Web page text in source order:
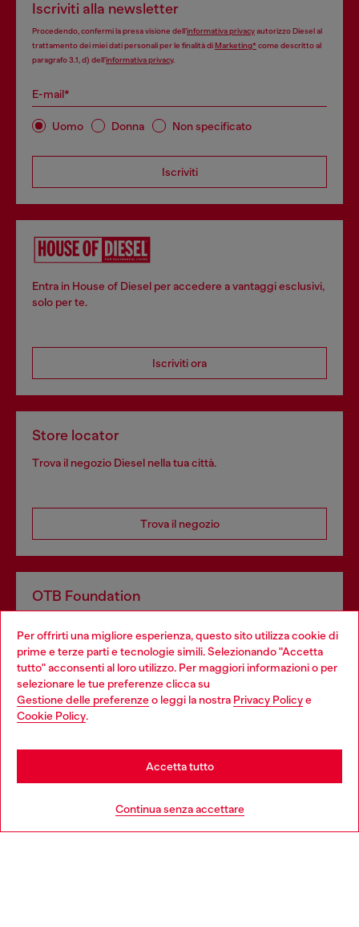
Per offrirti una migliore esperienza, questo sito utilizza cookie di
prime e terze parti e tecnologie simili. Selezionando "Accetta
tutto" acconsenti al loro utilizzo. Per maggiori informazioni o per
selezionare le tue preferenze clicca su
Gestione delle preferenzeo leggi la nostra Privacy Policye
Cookie Policy.
Continua senza accettare
Accetta tutto
Iscriviti alla newsletter
Procedendo, confermi la presa visione dell’informativa privacyautorizzo Diesel al
trattamento dei miei dati personali per le finalità diMarketing*come descritto al
paragrafo 3.1, d) dell’informativa privacy.
E-mail*
Uomo Donna Non specificato
Iscriviti
Entra in House of Diesel per accedere a vantaggi esclusivi,
solo per te.
Iscriviti ora
Store locator
Trova il negozio Diesel nella tua città.
Trova il negozio
OTB Foundation
profit del gruppo OTB che sostiene progetti concreti per
giovani, donne, inclusione ed emergenze in tutto il mondo.
Choose your location
You are currently browsing Italia website, but it seems you may
be based in United States